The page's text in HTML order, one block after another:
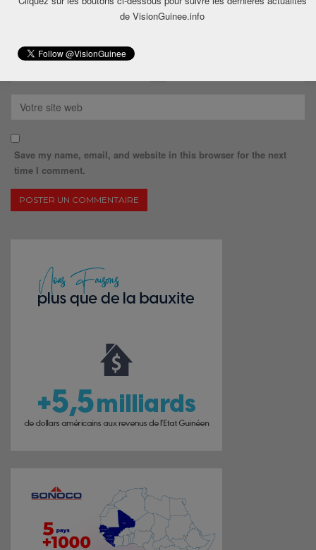
Save my name, email, and website in this browser for the next
time I comment.
de VisionGuinee.info